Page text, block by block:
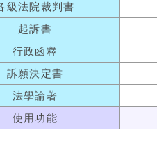
級法院裁判書
起訴書
行政函釋
訴願決定書
法學論著
使用功能